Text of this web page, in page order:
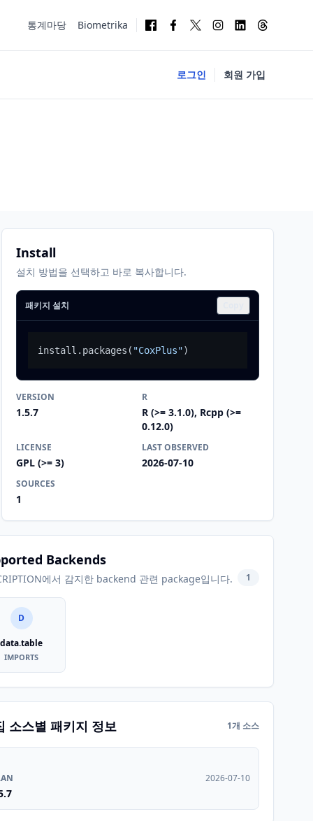
통계마당 Biometrika
로그인 회원 가입
Install
설치 방법을 선택하고 바로 복사합니다.
패키지 설치
install.packages ( "CoxPlus")
VERSION
1.5.7
R
R (>= 3.1.0), Rcpp (>=
0.12.0)
LICENSE
GPL (>= 3)
LAST OBSERVED
2026-07-10
SOURCES
1
Backends
에서 감지한 backend 관련 package입니다. 1
D
data.table
IMPORTS
소스별 패키지 정보 1개 소스
2026-07-10